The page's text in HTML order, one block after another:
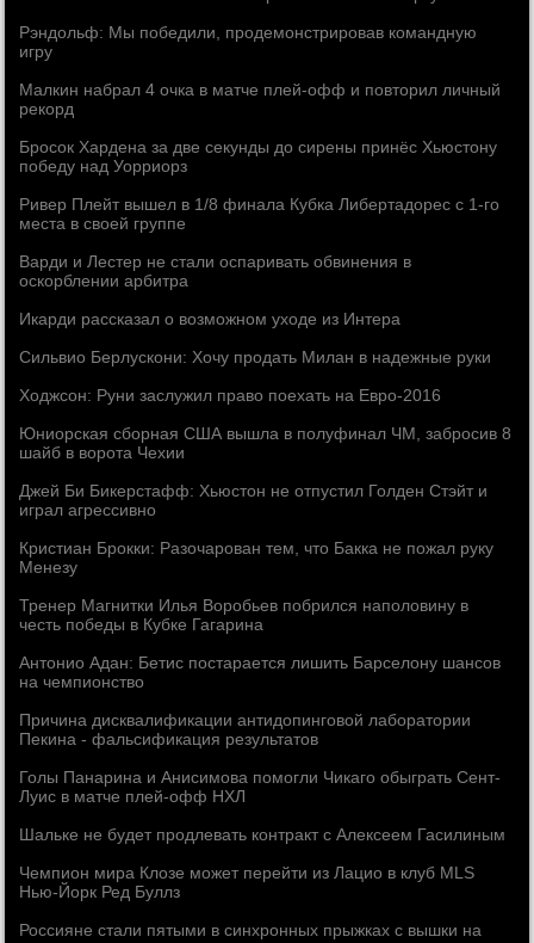
Рэндольф: Мы победили, продемонстрировав командную
игру
Малкин набрал 4 очка в матче плей-офф и повторил личный
рекорд
Бросок Хардена за две секунды до сирены принёс Хьюстону
победу над Уорриорз
Ривер Плейт вышел в 1/8 финала Кубка Либертадорес с 1-го
места в своей группе
Варди и Лестер не стали оспаривать обвинения в
оскорблении арбитра
Икарди рассказал о возможном уходе из Интера
Сильвио Берлускони: Хочу продать Милан в надежные руки
Ходжсон: Руни заслужил право поехать на Евро-2016
Юниорская сборная США вышла в полуфинал ЧМ, забросив 8
шайб в ворота Чехии
Джей Би Бикерстафф: Хьюстон не отпустил Голден Стэйт и
играл агрессивно
Кристиан Брокки: Разочарован тем, что Бакка не пожал руку
Менезу
Тренер Магнитки Илья Воробьев побрился наполовину в
честь победы в Кубке Гагарина
Антонио Адан: Бетис постарается лишить Барселону шансов
на чемпионство
Причина дисквалификации антидопинговой лаборатории
Пекина - фальсификация результатов
Голы Панарина и Анисимова помогли Чикаго обыграть Сент-
Луис в матче плей-офф НХЛ
Шальке не будет продлевать контракт с Алексеем Гасилиным
Чемпион мира Клозе может перейти из Лацио в клуб MLS
Нью-Йорк Ред Буллз
Россияне стали пятыми в синхронных прыжках с вышки на